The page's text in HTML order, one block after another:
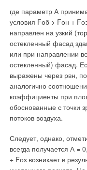
где параметр А
условия Fоб > Fон +
направлен на узкий
остекленный фасад
или при направлении
остекленный) фасад.
выражены через рвн,
аналогично
коэффициенты при
обоснованные с точки
потоков воздуха.
Следует, однако,
всегда получается А =
+ Fоз возникает в
Вместе с поверяемыми
заносится достаточно
не соответствует
методиками поверки
насоса для возможного
воды в измерительном
расходомеров (чаще
методикой поверки
участке повышенного
Отсутствие запаса
недорогой запорной
поверочной жидкости
подсосу воздуха, и,
снижение температуры
Изменение
значениях кратности
ориентированного на
1. График
режима помещения
квазистационарном
воздуха в ночное время
воздухообмене по
поступление наружного
В начале рабочего дня
связи с включением
При применении